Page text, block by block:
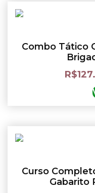
Combo Tático
R$
Curso
Gabarito